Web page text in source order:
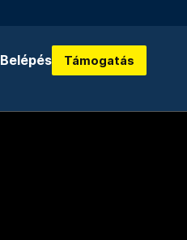
Belépés Támogatás